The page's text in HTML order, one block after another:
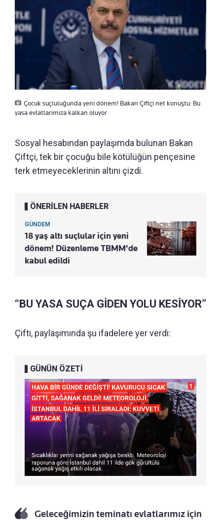
Çocuk suçluluğunda yeni dönem! Bakan Çiftçi net konuştu: Bu
yasa evlatlarımıza kalkan oluyor
Sosyal hesabından paylaşımda bulunan Bakan
Çiftçi, tek bir çocuğu bile kötülüğün pençesine
terk etmeyeceklerinin altını çizdi.
ÖNERİLEN HABERLER
GÜNDEM
18 yaş altı suçlular için yeni
dönem! Düzenleme TBMM'de
kabul edildi
“BU YASA SUÇA GİDEN YOLU KESİYOR”
Çifti, paylaşımında şu ifadelere yer verdi:
GÜNÜN ÖZETİ
Geleceğimizin teminatı evlatlarımız için